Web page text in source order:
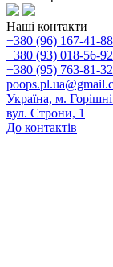
Наші контакти
+380 (96) 167-41-88
+380 (93) 018-56-92
+380 (95) 763-81-32
Україна, м.
вул. Строни, 1
До контактів